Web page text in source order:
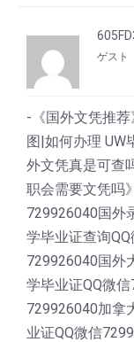
ゲスト
-《国外文凭推
图|如何办理 UW
外文凭真是可查
职会需要文凭吗
729926040国外
学毕业证查询
729926040国外
学毕业证QQ微
729926040加拿
业证QQ微信